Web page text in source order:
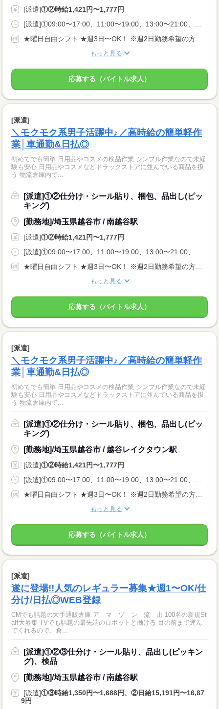
[派遣]①②時給1,421円〜1,777円
もっと見る
応募する（バイトル求人）
[派遣]
＼モクモク系男子活躍中♪／高時給の簡単軽作
業│車通勤&日払◎
初めてでも簡単 日用品やコスメの検品作業 シンプル作業なので未経
験も安心 日用品やコスメなどドラックストアに並んでいる商品を扱
う 物流倉庫内で...
[派遣]①②仕分け・シール貼り、梱包、品出し(ピッ
キング)
[勤務地]/埼玉県越谷市 / 南越谷駅
[派遣]①②時給1,421円〜1,777円
もっと見る
応募する（バイトル求人）
[派遣]
＼モクモク系男子活躍中♪／高時給の簡単軽作
業│車通勤&日払◎
初めてでも簡単 日用品やコスメの検品作業 シンプル作業なので未経
験も安心 日用品やコスメなどドラックストアに並んでいる商品を扱
う 物流倉庫内で...
[派遣]①②仕分け・シール貼り、梱包、品出し(ピッ
キング)
[勤務地]/埼玉県越谷市 / 越谷レイクタウン駅
[派遣]①②時給1,421円〜1,777円
もっと見る
応募する（バイトル求人）
[派遣]
遂に登場!!人気のレギュラー募集★週1〜OK/仕
分け/日払◎WEB登録
CMでも話題の大手通販倉庫 ア マ ゾ ン 流 山 100名の新規St
aff大募集 TVでも話題の最先端のロボットと働ける 目の前まで運ん
でくれるので、倉...
[派遣]①②③仕分け・シール貼り、品出し(ピッキン
グ)、検品
[勤務地]/埼玉県越谷市 / 南越谷駅
[派遣]①③時給1,350円〜1,688円、②日給15,191円〜16,87
9円